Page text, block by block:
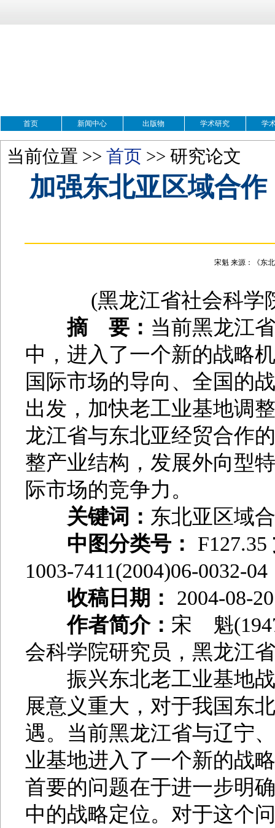
首页 新闻中心 出版物 学术研究 学
当前位置 >> 首页 >> 研究论文
加强东北亚区域合
宋魁 来源：《东
(黑龙江省社会科学
摘 要： 当前黑龙江
中，进入了一个新的战略
国际市场的导向、全国的
出发，加快老工业基地调
龙江省与东北亚经贸合作
整产业结构，发展外向型
际市场的竞争力。
关键词： 东北亚区域
中图分类号：
F127.35
1003-7411(2004)06-0032-04
收稿日期：
2004-08-20
作者简介： 宋 魁
会科学院研究员，黑龙江
振兴东北老工业基地战
展意义重大，对于我国东
遇。当前黑龙江省与辽宁
业基地进入了一个新的战
首要的问题在于进一步明
中的战略定位。对于这个